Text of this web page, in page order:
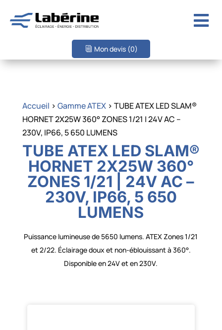

Mon devis (0)
Accueil > Gamme ATEX> TUBE ATEX LED SLAM®
HORNET 2X25W 360° ZONES 1/21 | 24V AC –
230V, IP66, 5 650 LUMENS
TUBE ATEX LED SLAM®
HORNET 2X25W 360°
ZONES 1/21 | 24V AC –
230V, IP66, 5 650
LUMENS
Puissance lumineuse de 5650 lumens. ATEX Zones 1/21
et 2/22. Éclairage doux et non-éblouissant à 360°.
Disponible en 24V et en 230V.